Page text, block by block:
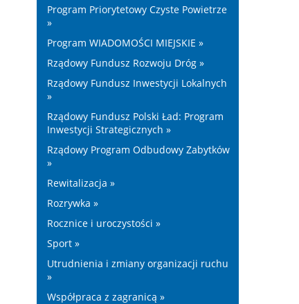
Program Priorytetowy Czyste Powietrze
»
Program WIADOMOŚCI MIEJSKIE »
Rządowy Fundusz Rozwoju Dróg »
Rządowy Fundusz Inwestycji Lokalnych
»
Rządowy Fundusz Polski Ład: Program
Inwestycji Strategicznych »
Rządowy Program Odbudowy Zabytków
»
Rewitalizacja »
Rozrywka »
Rocznice i uroczystości »
Sport »
Utrudnienia i zmiany organizacji ruchu
»
Współpraca z zagranicą »